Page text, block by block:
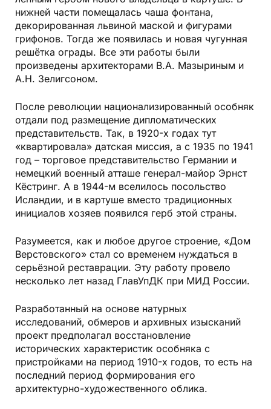
нижней части помещалась чаша фонтана,
декорированная львиной маской и фигурами
грифонов. Тогда же появилась и новая чугунная
решётка ограды. Все эти работы были
произведены архитекторами В.А. Мазыриным и
А.Н. Зелигсоном.
После революции национализированный особняк
отдали под размещение дипломатических
представительств. Так, в 1920-х годах тут
«квартировала» датская миссия, а с 1935 по 1941
год – торговое представительство Германии и
немецкий военный атташе генерал-майор Эрнст
Кёстринг. А в 1944-м вселилось посольство
Исландии, и в картуше вместо традиционных
инициалов хозяев появился герб этой страны.
Разумеется, как и любое другое строение, «Дом
Верстовского» стал со временем нуждаться в
серьёзной реставрации. Эту работу провело
несколько лет назад ГлавУпДК при МИД России.
Разработанный на основе натурных
исследований, обмеров и архивных изысканий
проект предполагал восстановление
исторических характеристик особняка с
пристройками на период 1910-х годов, то есть на
последний период формирования его
архитектурно-художественного облика.